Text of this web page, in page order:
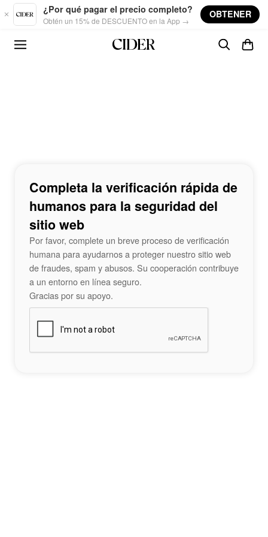
Skip to main content
¿Por qué pagar el precio completo?
Obtén un 15% de DESCUENTO en la App →
OBTENER
Completa la verificación rápida de
humanos para la seguridad del
sitio web
Por favor, complete un breve proceso de verificación
humana para ayudarnos a proteger nuestro sitio web
de fraudes, spam y abusos. Su cooperación contribuye
a un entorno en línea seguro.
Gracias por su apoyo.